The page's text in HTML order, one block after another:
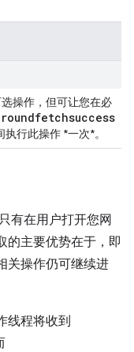
操作，但可让您在必
执行此操作 *一次*。
有在用户打开您网
的主要优势在于，即
关操作仍可继续进
线程将收到